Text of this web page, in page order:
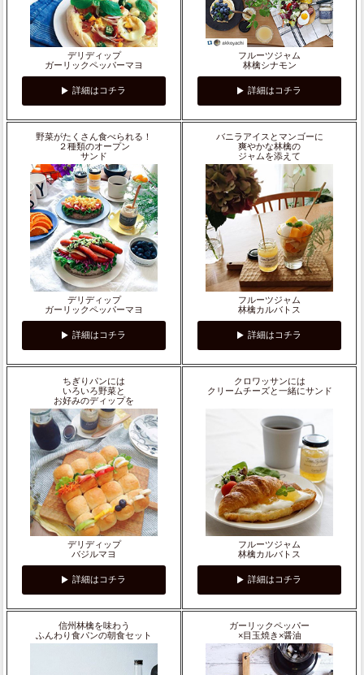
デリディップ
ガーリックペッパーマヨ
詳細はコチラ
フルーツジャム
林檎シナモン
詳細はコチラ
野菜がたくさん食べられる！
２種類のオープン
サンド
デリディップ
ガーリックペッパーマヨ
詳細はコチラ
バニラアイスとマンゴーに
爽やかな林檎の
ジャムを添えて
フルーツジャム
林檎カルバトス
詳細はコチラ
ちぎりパンには
いろいろ野菜と
お好みのディップを
デリディップ
バジルマヨ
詳細はコチラ
クロワッサンには
クリームチーズと一緒にサンド
フルーツジャム
林檎カルバトス
詳細はコチラ
信州林檎を味わう
ふんわり食パンの朝食セット
ガーリックペッパー
×目玉焼き×醤油